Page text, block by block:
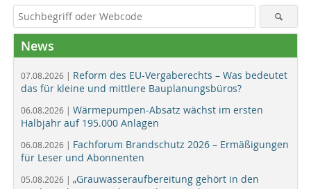
News
07.08.2026 | Reform des EU-Vergaberechts – Was bedeutet
das für kleine und mittlere Bauplanungsbüros?
06.08.2026 | Wärmepumpen-Absatz wächst im ersten
Halbjahr auf 195.000 Anlagen
06.08.2026 | Fachforum Brandschutz 2026 – Ermäßigungen
für Leser und Abonnenten
05.08.2026 | „Grauwasseraufbereitung gehört in den